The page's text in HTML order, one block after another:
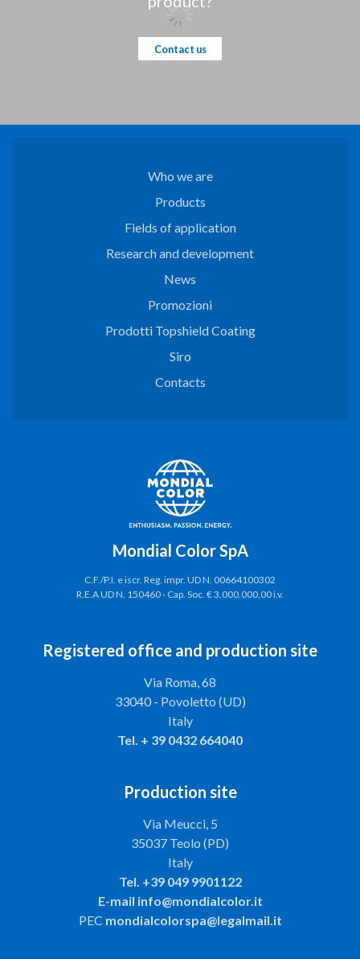
Contact us
Who we are
Products
Fields of application
Research and development
News
Promozioni
Prodotti Topshield Coating
Siro
Contacts
Mondial Color SpA
C.F./P.I. e iscr. Reg. impr. UD N. 00664100302
R.E.A UD N. 150460 - Cap. Soc. € 3.000.000,00 i.v.
Registered office and production site
Via Roma, 68
33040 - Povoletto (UD)
Italy
Tel. + 39 0432 664040
Production site
Via Meucci, 5
35037 Teolo (PD)
Italy
Tel. +39 049 9901122
E-mail info@mondialcolor.it
PEC mondialcolorspa@legalmail.it